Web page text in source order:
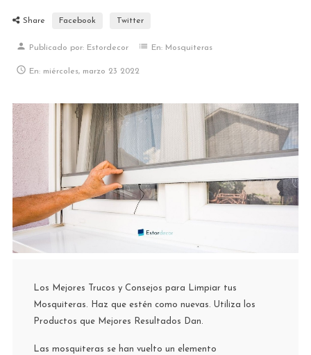
Share Facebook Twitter
person Publicado por: Estordecor list En: Mosquiteras
 En: miércoles, marzo 23 2022
Los Mejores Trucos y Consejos para Limpiar tus
Mosquiteras. Haz que estén como nuevas. Utiliza los
Productos que Mejores Resultados Dan.
Las mosquiteras se han vuelto un elemento